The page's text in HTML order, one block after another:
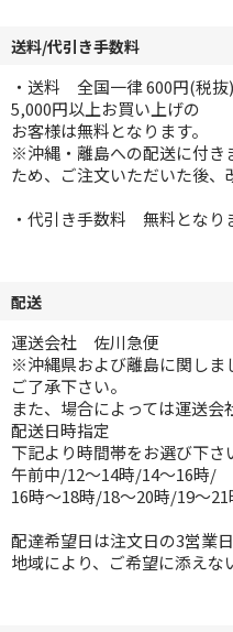
送料/代引き手数料
・送料 全国一律 600円(税抜)
5,000円以上お買い上げの
お客様は無料となります。
※沖縄・離島への配送に付き
ため、ご注文いただいた後、
・代引き手数料 無料となり
配送
運送会社 佐川急便
※沖縄県および離島に関しま
ご了承下さい。
また、場合によっては運送会
配送日時指定
下記より時間帯をお選び下さ
午前中/12～14時/14～16時/
16時～18時/18～20時/19～21
配達希望日は注文日の3営業
地域により、ご希望に添えな